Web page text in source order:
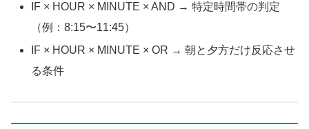
IF × HOUR × MINUTE × AND → 特定時間帯の判定
（例：8:15〜11:45）
IF × HOUR × MINUTE × OR → 朝と夕方だけ反応させ
る条件